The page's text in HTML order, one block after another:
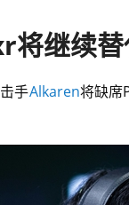
手Alkaren将缺席